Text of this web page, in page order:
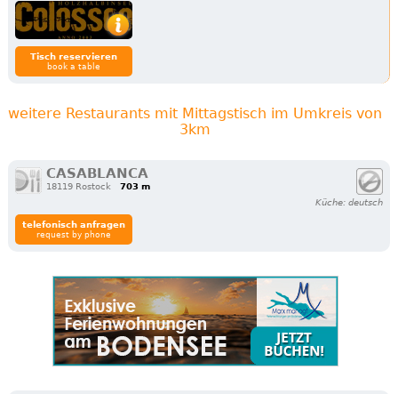
Tisch reservieren
book a table
weitere Restaurants mit Mittagstisch im Umkreis von
3km
CASABLANCA
18119 Rostock
703 m
Küche: deutsch
telefonisch anfragen
request by phone